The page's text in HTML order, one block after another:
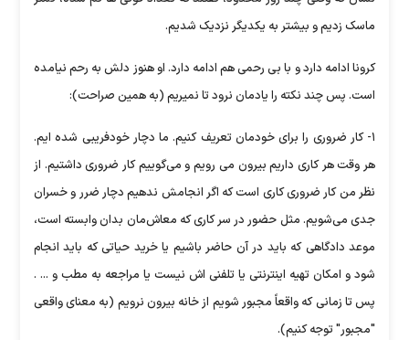
ماسک زدیم و بیشتر به یکدیگر نزدیک شدیم.
کرونا ادامه دارد و با بی رحمی هم ادامه دارد. او هنوز دلش به رحم نیامده
است. پس چند نکته را یادمان نرود تا نمیریم (به همین صراحت):
۱- کار ضروری را برای خودمان تعریف کنیم. ما دچار خودفریبی شده ایم.
هر وقت هر کاری داریم بیرون می رویم و می‌گوییم کار ضروری داشتیم. از
نظر من کار ضروری کاری است که اگر انجامش ندهیم دچار ضرر و خسران
جدی می‌شویم. مثل حضور در سر کاری که معاش‌مان بدان وابسته است،
موعد دادگاهی که باید در آن حاضر باشیم یا خرید حیاتی که باید انجام
شود و امکان تهیه اینترنتی یا تلفنی اش نیست یا مراجعه به مطب و ... .
پس تا زمانی که واقعاً مجبور شویم از خانه بیرون نرویم (به معنای واقعی
"مجبور" توجه کنیم).